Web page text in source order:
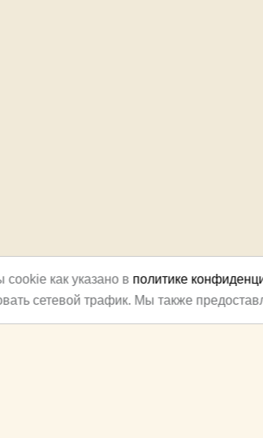
как указано в политике
сетевой трафик. Мы также